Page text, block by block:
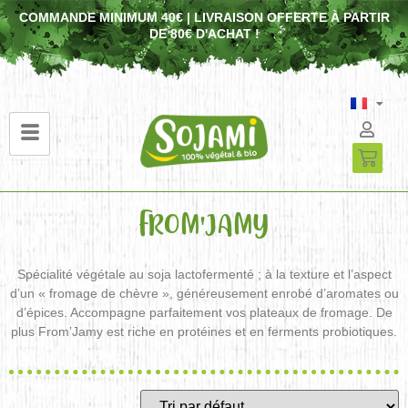
COMMANDE MINIMUM 40€ | LIVRAISON OFFERTE À PARTIR
DE 80€ D'ACHAT !
FROM'JAMY
Spécialité végétale au soja lactofermenté ; à la texture et l’aspect
d’un « fromage de chèvre », généreusement enrobé d’aromates ou
d’épices. Accompagne parfaitement vos plateaux de fromage. De
plus From’Jamy est riche en protéines et en ferments probiotiques.